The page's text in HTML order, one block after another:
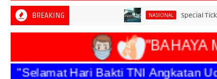
BREAKING NASIONAL Special Ticket Ludes
"BAHAYA
"Selamat Hari Bakti TNI